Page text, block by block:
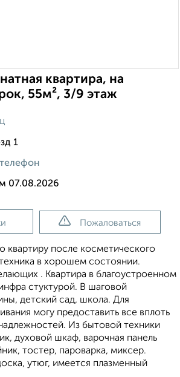
квартира, на
55м², 3/9 этаж
1
телефон
07.08.2026
Пожаловаться
квартиру после косметического
в хорошем состоянии.
. Квартира в благоустроенном
стуктурой. В шаговой
детский сад, школа. Для
могу предоставить все вплоть
Из бытовой техники
духовой шкаф, варочная панель
тостер, пароварка, миксер.
утюг, имеется плазменный